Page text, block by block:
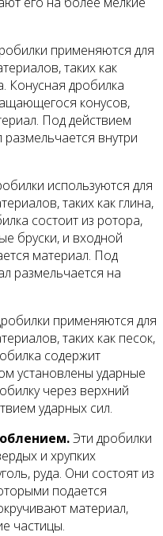
применяются для
таких как
Конусная дробилка
конусов,
Под действием
внутри
используются для
таких как глина,
состоит из ротора,
бруски, и входной
материал. Под
размельчается на
применяются для
таких как песок,
содержит
установлены ударные
через верхний
ударных сил.
Эти дробилки
и хрупких
руда. Они состоят из
подается
материал,
частицы.